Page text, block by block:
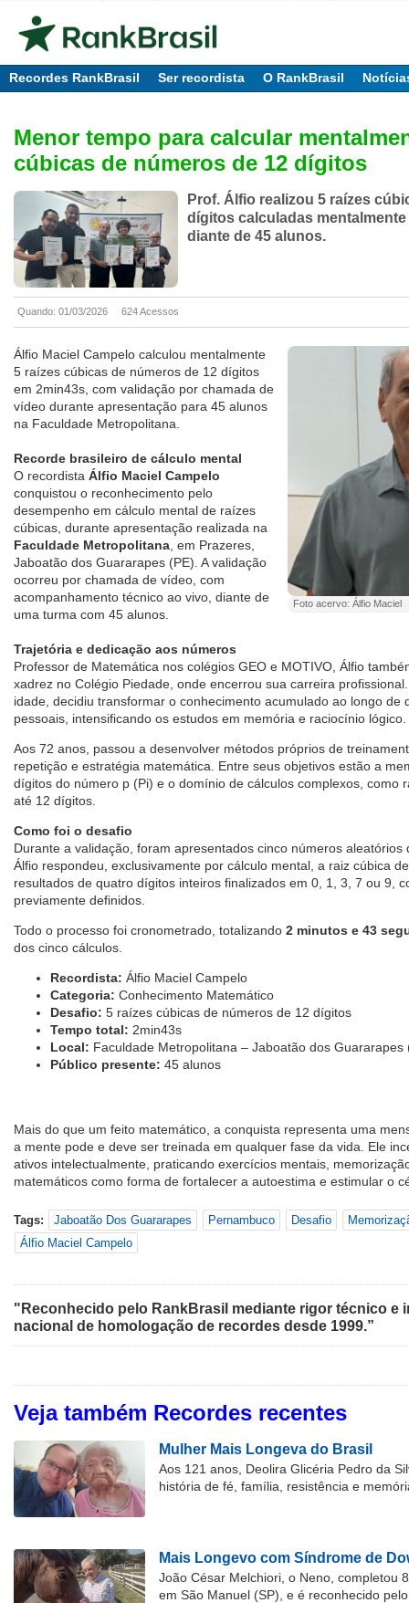
Recordes RankBrasil Ser recordista O RankBrasil
Menor tempo para calcular
cúbicas de números de 12 dígitos
Prof. Álfio realizou 5 raízes
dígitos calculadas mentalmente
diante de 45 alunos.
Quando: 01/03/2026 624 Acessos
Foto acervo: Álfio Maciel
Álfio Maciel Campelo calculou mentalmente
5 raízes cúbicas de números de 12 dígitos
em 2min43s, com validação por chamada de
vídeo durante apresentação para 45 alunos
na Faculdade Metropolitana.
Recorde brasileiro de cálculo mental
O recordista Álfio Maciel Campelo
conquistou o reconhecimento pelo
desempenho em cálculo mental de raízes
cúbicas, durante apresentação realizada na
Faculdade Metropolitana , em Prazeres,
Jaboatão dos Guararapes (PE). A validação
ocorreu por chamada de vídeo, com
acompanhamento técnico ao vivo, diante de
uma turma com 45 alunos.
Trajetória e dedicação aos números
Professor de Matemática nos colégios GEO e MOTIVO, Álfio
xadrez no Colégio Piedade, onde encerrou sua carreira
idade, decidiu transformar o conhecimento acumulado ao longo de
pessoais, intensificando os estudos em memória e raciocínio lógico.
Aos 72 anos, passou a desenvolver métodos próprios de
repetição e estratégia matemática. Entre seus objetivos estão a
dígitos do número p (Pi) e o domínio de cálculos complexos, como
até 12 dígitos.
Como foi o desafio
Durante a validação, foram apresentados cinco números
Álfio respondeu, exclusivamente por cálculo mental, a raiz cúbica
resultados de quatro dígitos inteiros finalizados em 0, 1, 3, 7 ou 9,
previamente definidos.
Todo o processo foi cronometrado, totalizando 2 minutos e 43
dos cinco cálculos.
Recordista: Álfio Maciel Campelo
Categoria: Conhecimento Matemático
Desafio: 5 raízes cúbicas de números de 12 dígitos
Tempo total: 2min43s
Local: Faculdade Metropolitana – Jaboatão dos Guararapes
Público presente: 45 alunos
Mais do que um feito matemático, a conquista representa uma
a mente pode e deve ser treinada em qualquer fase da vida. Ele
ativos intelectualmente, praticando exercícios mentais,
matemáticos como forma de fortalecer a autoestima e estimular o
Tags: Jaboatão Dos Guararapes Pernambuco Desafio
Álfio Maciel Campelo
"Reconhecido pelo RankBrasil mediante rigor técnico e
nacional de homologação de recordes desde 1999.”
Veja também Recordes recentes
Mulher Mais Longeva do Brasil
Aos 121 anos, Deolira Glicéria Pedro da
história de fé, família, resistência e
Mais Longevo com Síndrome de
João César Melchiori, o Neno, completou
em São Manuel (SP), e é reconhecido